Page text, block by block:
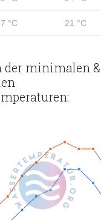
°C 21 °C
der minimalen &